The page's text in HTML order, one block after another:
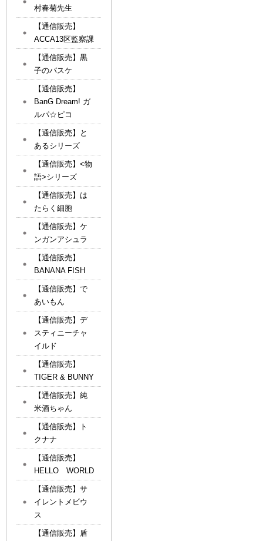
村春菊先生
【通信販売】
ACCA13区監察課
【通信販売】黒
子のバスケ
【通信販売】
BanG Dream! ガ
ルパ☆ピコ
【通信販売】と
あるシリーズ
【通信販売】<物
語>シリーズ
【通信販売】は
たらく細胞
【通信販売】ケ
ンガンアシュラ
【通信販売】
BANANA FISH
【通信販売】で
あいもん
【通信販売】デ
スティニーチャ
イルド
【通信販売】
TIGER & BUNNY
【通信販売】純
米酒ちゃん
【通信販売】ト
クナナ
【通信販売】
HELLO WORLD
【通信販売】サ
イレントメビウ
ス
【通信販売】盾